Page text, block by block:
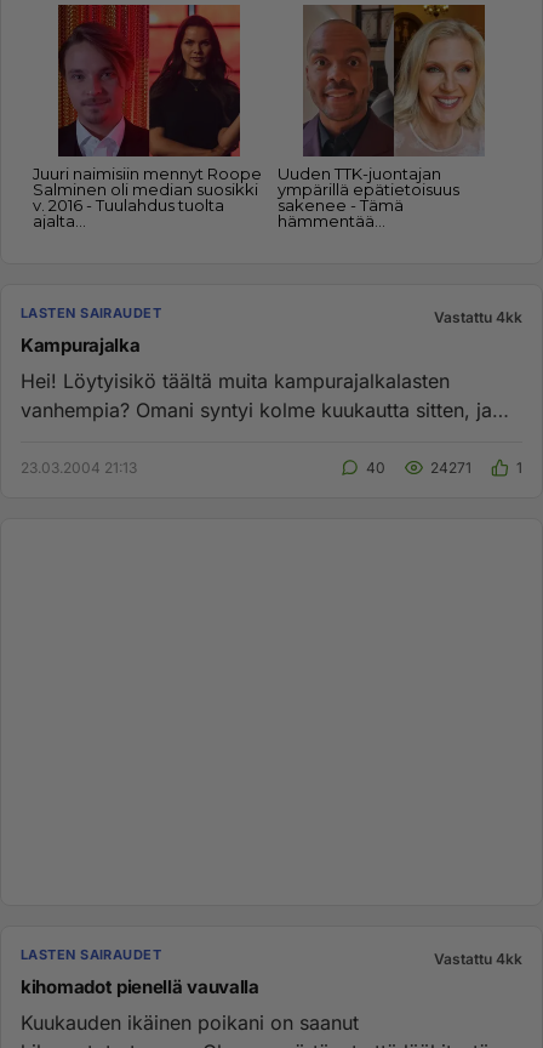
LASTEN SAIRAUDET Vastattu 4kk
Kampurajalka
Hei! Löytyisikö täältä muita kampurajalkalasten
vanhempia? Omani syntyi kolme kuukautta sitten, ja
23.03.2004 21:13 40 24271 1
LASTEN SAIRAUDET Vastattu 4kk
kihomadot pienellä vauvalla
Kuukauden ikäinen poikani on saanut